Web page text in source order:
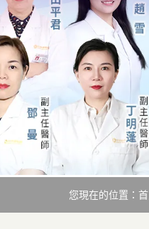
您現在的位置：